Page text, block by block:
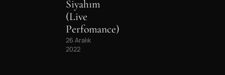
Siyahım
(Live
Perfomance)
26 Aralık
2022